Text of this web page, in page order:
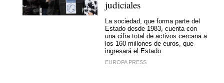
judiciales
La sociedad, que forma parte del
Estado desde 1983, cuenta con
una cifra total de activos cercana a
los 160 millones de euros, que
ingresará el Estado
EUROPA PRESS